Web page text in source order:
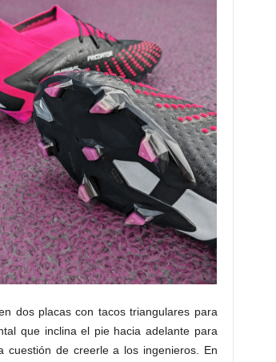
dos placas con tacos triangulares para
que inclina el pie hacia adelante para
cuestión de creerle a los ingenieros. En